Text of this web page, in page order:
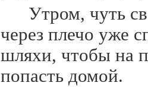
Утром, чуть
через плечо уже
шляхи, чтобы на
попасть домой.